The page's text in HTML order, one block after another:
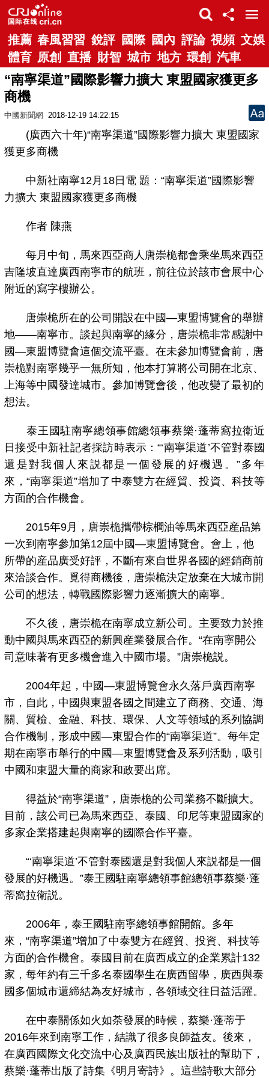
推薦 春風習習 銳評 國際 國內 評論 視頻 文娛
體育 原創 直播 財智 城市 地方 環創 汽車
“南寧渠道”國際影響力擴大 東盟國家獲更多
商機
中國新聞網 2018-12-19 14:22:15
(廣西六十年)“南寧渠道”國際影響力擴大 東盟國家
獲更多商機
中新社南寧12月18日電 題：“南寧渠道”國際影響
力擴大 東盟國家獲更多商機
作者 陳燕
每月中旬，馬來西亞商人唐崇桅都會乘坐馬來西亞
吉隆坡直達廣西南寧市的航班，前往位於該市會展中心
附近的寫字樓辦公。
唐崇桅所在的公司開設在中國—東盟博覽會的舉辦
地——南寧市。談起與南寧的緣分，唐崇桅非常感謝中
國—東盟博覽會這個交流平臺。在未參加博覽會前，唐
崇桅對南寧幾乎一無所知，他本打算將公司開在北京、
上海等中國發達城市。參加博覽會後，他改變了最初的
想法。
泰王國駐南寧總領事館總領事蔡樂·蓬蒂窩拉衛近
日接受中新社記者採訪時表示：“‘南寧渠道’不管對泰國
還是對我個人來説都是一個發展的好機遇。”多年
來，“南寧渠道”增加了中泰雙方在經貿、投資、科技等
方面的合作機會。
2015年9月，唐崇桅攜帶棕櫚油等馬來西亞産品第
一次到南寧參加第12屆中國—東盟博覽會。會上，他
所帶的産品廣受好評，不斷有來自世界各國的經銷商前
來洽談合作。覓得商機後，唐崇桅決定放棄在大城市開
公司的想法，轉戰國際影響力逐漸擴大的南寧。
不久後，唐崇桅在南寧成立新公司。主要致力於推
動中國與馬來西亞的新興産業發展合作。“在南寧開公
司意味著有更多機會進入中國市場。”唐崇桅説。
2004年起，中國—東盟博覽會永久落戶廣西南寧
市，自此，中國與東盟各國之間建立了商務、交通、海
關、質檢、金融、科技、環保、人文等領域的系列協調
合作機制，形成中國—東盟合作的“南寧渠道”。每年定
期在南寧市舉行的中國—東盟博覽會及系列活動，吸引
中國和東盟大量的商家和政要出席。
得益於“南寧渠道”，唐崇桅的公司業務不斷擴大。
目前，該公司已為馬來西亞、泰國、印尼等東盟國家的
多家企業搭建起與南寧的國際合作平臺。
“‘南寧渠道’不管對泰國還是對我個人來説都是一個
發展的好機遇。”泰王國駐南寧總領事館總領事蔡樂·蓬
蒂窩拉衛説。
2006年，泰王國駐南寧總領事館開館。多年
來，“南寧渠道”增加了中泰雙方在經貿、投資、科技等
方面的合作機會。泰國目前在廣西成立的企業累計132
家，每年約有三千多名泰國學生在廣西留學，廣西與泰
國多個城市還締結為友好城市，各領域交往日益活躍。
在中泰關係如火如荼發展的時候，蔡樂·蓬蒂于
2016年來到南寧工作，結識了很多良師益友。後來，
在廣西國際文化交流中心及廣西民族出版社的幫助下，
蔡樂·蓬蒂出版了詩集《明月寄詩》。這些詩歌大部分